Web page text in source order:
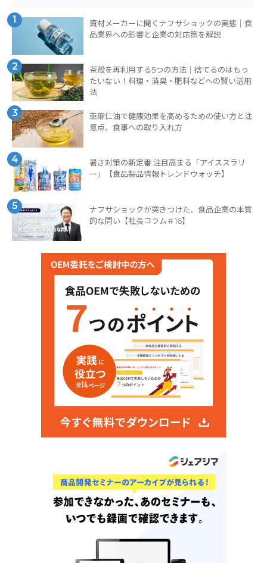
1
資材メーカーに聞くナフサショックの実態｜食
品業界への影響と企業の対応策を解説
2
茶殻を再利用する5つの方法｜捨てるのはもっ
たいない！料理・消臭・肥料などへの賢い活用
法
3
亜麻仁油で健康効果を高めるための使い方と注
意点、食事への取り入れ方
4
暑さ対策の新定番 注目高まる「アイススラリ
ー」【食品製品情報トレンドウォッチ】
5
ナフサショックが突きつけた、食品企業の本質
的な問い【社長コラム＃16】